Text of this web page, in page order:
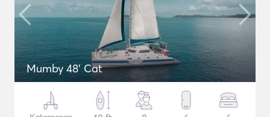
Mumby 48' Cat